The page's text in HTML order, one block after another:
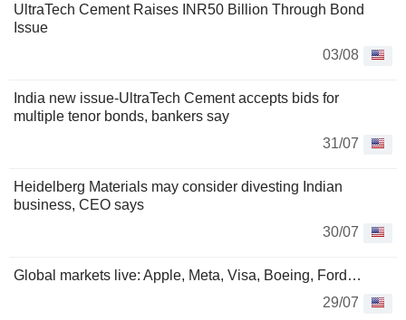
UltraTech Cement Raises INR50 Billion Through Bond
Issue
03/08
India new issue-UltraTech Cement accepts bids for
multiple tenor bonds, bankers say
31/07
Heidelberg Materials may consider divesting Indian
business, CEO says
30/07
Global markets live: Apple, Meta, Visa, Boeing, Ford…
29/07